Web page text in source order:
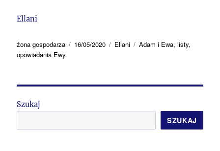
Ellani
Autor
żona gospodarza
Data
16/05/2020 Kategorie
Ellani Tagi
Adam i Ewa,listy,
opowiadania Ewy
Szukaj
SZUKAJ